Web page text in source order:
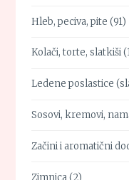
Hleb, peciva, pite (91)
Kolači, torte, slatkiši
Ledene poslastice
Sosovi, kremovi,
Začini i aromatični
Zimnica(2)